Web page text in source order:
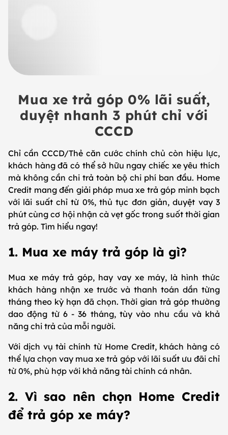
Mua xe trả góp 0% lãi suất,
duyệt nhanh 3 phút chỉ với
CCCD
Chỉ cần CCCD/Thẻ căn cước chính chủ còn hiệu lực,
khách hàng đã có thể sở hữu ngay chiếc xe yêu thích
mà không cần chi trả toàn bộ chi phí ban đầu. Home
Credit mang đến giải pháp mua xe trả góp minh bạch
với lãi suất chỉ từ 0%, thủ tục đơn giản, duyệt vay 3
phút cùng cơ hội nhận cà vẹt gốc trong suốt thời gian
trả góp. Tìm hiểu ngay!
1. Mua xe máy trả góp là gì?
Mua xe máy trả góp, hay vay xe máy, là hình thức
khách hàng nhận xe trước và thanh toán dần từng
tháng theo kỳ hạn đã chọn. Thời gian trả góp thường
dao động từ 6 - 36 tháng, tùy vào nhu cầu và khả
năng chi trả của mỗi người.
Với dịch vụ tài chính từ Home Credit, khách hàng có
thể lựa chọn vay mua xe trả góp với lãi suất ưu đãi chỉ
từ 0%, phù hợp với khả năng tài chính cá nhân.
2. Vì sao nên chọn Home Credit
để trả góp xe máy?